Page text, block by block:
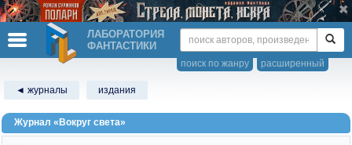
ЛАБОРАТОРИЯ
ФАНТАСТИКИ
расширенный
поиск по жанру
◄ журналы издания
Журнал «Вокруг света»